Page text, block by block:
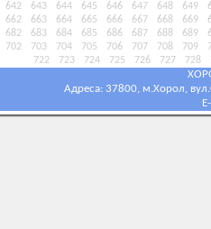
642
643 644 645 646 647 648 649
662
663 664 665 666 667 668 669
682
683 684 685 686 687 688 689
702
703 704 705 706 707 708 709
722
723 724 725 726 727 728
Адреса: 37800, м.Хорол,